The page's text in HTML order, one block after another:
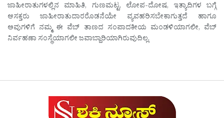
ಜಾಹೀರಾತುಗಳಲ್ಲಿನ ಮಾಹಿತಿ, ಗುಣಮಟ್ಟ, ಲೋಪ-ದೋಷ, ಇತ್ಯಾದಿಗಳ ಬಗ್ಗೆ
ಆಸಕ್ತರು ಜಾಹೀರಾತುದಾರರೊಡನೆಯೇ ವ್ಯವಹರಿಸಬೇಕಾಗುತ್ತದೆ ಹಾಗೂ
ಅವುಗಳಿಗೆ ನಮ್ಮ ಈ ವೆಬ್ ತಾಣದ ಸಂಪಾದಕೀಯ ಮಂಡಳಿಯಾಗಲೀ, ವೆಬ್
ನಿರ್ವಹಣಾ ಸಂಸ್ಥೆಯಾಗಲೀ ಜವಾಬ್ದಾರಿಯಾಗಿರುವುದಿಲ್ಲ.